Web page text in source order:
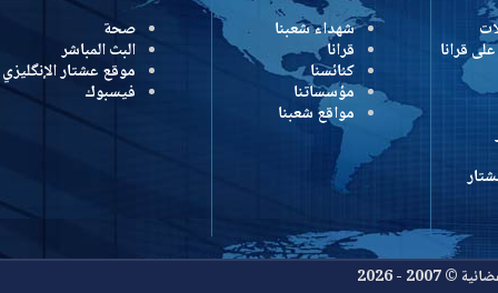
شهداء شعبنا
قرانا
كنائسنا
مؤسساتنا
مواقع شعبنا
صحة
البث المباشر
موقع عشتار الإنگليزي
فيسبوك
2026